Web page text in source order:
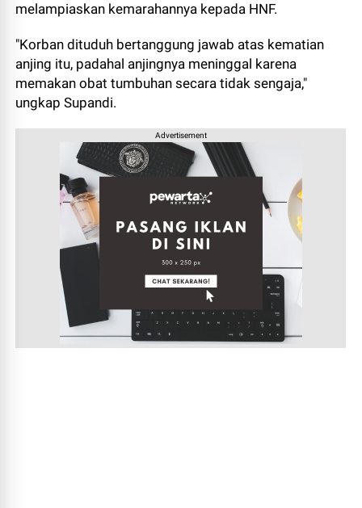
melampiaskan kemarahannya kepada HNF.
"Korban dituduh bertanggung jawab atas kematian
anjing itu, padahal anjingnya meninggal karena
memakan obat tumbuhan secara tidak sengaja,"
ungkap Supandi.
Advertisement